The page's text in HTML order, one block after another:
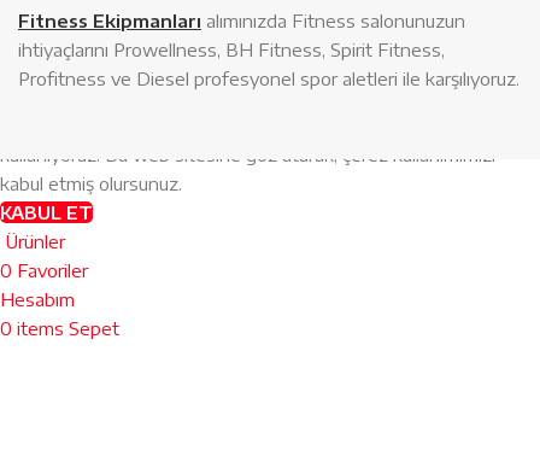
Fitness Ekipmanları alımınızda Fitness salonunuzun
ihtiyaçlarını Prowellness, BH Fitness, Spirit Fitness,
Profitness ve Diesel profesyonel spor aletleri ile karşılıyoruz.
kullanıyoruz. Bu web sitesine göz atarak, çerez kullanımımızı
kabul etmiş olursunuz.
KABUL ET
Ürünler
0 Favoriler
Hesabım
0 items Sepet